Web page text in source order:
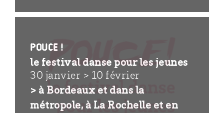
POUCE !
le festival danse pour les jeunes
30 janvier > 10 février
> à Bordeaux et dans la
métropole, à La Rochelle et en